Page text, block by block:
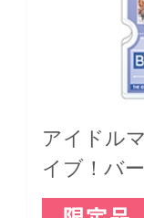
アイドル
イブ！バ
ーホルダー